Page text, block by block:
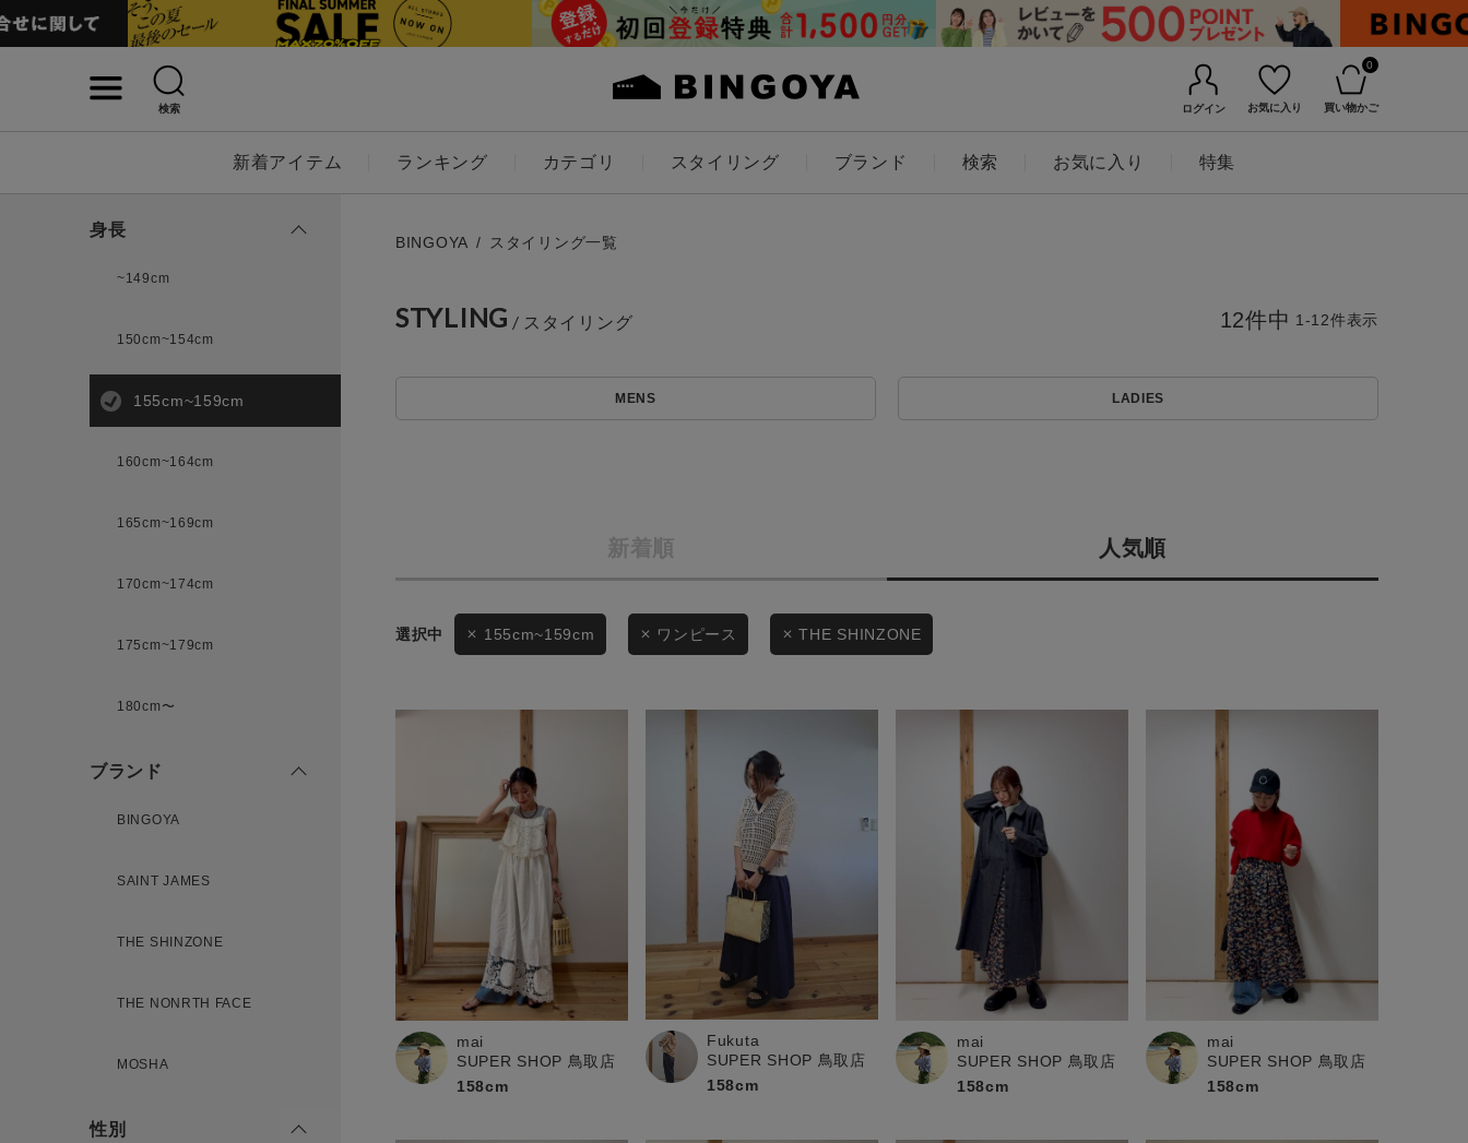
検索 ログイン お気に入り
0
買い物かご
新着アイテム ランキング カテゴリ スタイリング ブランド 検索 お気に入り 特集
新規会員登録
アイテムを探す
スタイリングから探す
WEB限定アイテムを探す
BINGOYAについて
採用情報
お知らせ・ご利用ガイド
ご利用ガイド
ギフトラッピング
お問い合わせ
無料公式アプリダウンロード
キーワード
LADIES KIDS
価格
セール価格
在庫
在庫なし含む
この条件で絞り込む
身長
~149cm
150cm~154cm
155cm~159cm
160cm~164cm
165cm~169cm
170cm~174cm
175cm~179cm
180cm〜
ブランド
BINGOYA
SAINT JAMES
THE SHINZONE
THE NONRTH FACE
MOSHA
性別
BINGOYA スタイリング一覧
STYLING
MENS LADIES
新着順 人気順
12件中 1-12件表示
155cm~159cm ワンピース THE SHINZONE
mai
SUPER SHOP 鳥取店
158cm
Fukuta
SUPER SHOP 鳥取店
158cm
mai
SUPER SHOP 鳥取店
158cm
mai
SUPER SHOP 鳥取店
158cm